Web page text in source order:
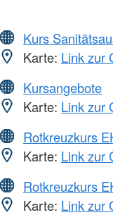
Kurs
Karte: Link zur
Kursangebote
Karte: Link zur
Rotkreuzkurs
Karte: Link zur
Rotkreuzkurs
Karte: Link zur